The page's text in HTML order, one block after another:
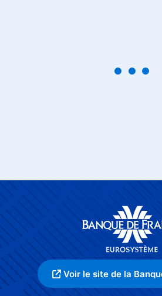
Voir le site de la